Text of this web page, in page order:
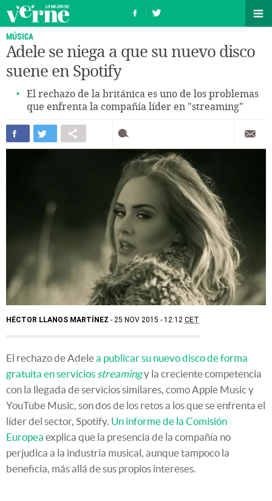
MÚSICA
Adele se niega a que su nuevo disco
suene en Spotify
El rechazo de la británica es uno de los problemas
que enfrenta la compañía líder en "streaming"
HÉCTOR LLANOS MARTÍNEZ 25 NOV 2015 - 12:12 CET
El rechazo de Adelea publicar su nuevo disco de forma
gratuita en servicios streamingy la creciente competencia
con la llegada de servicios similares, como Apple Music y
YouTube Music, son dos de los retos a los que se enfrenta el
líder del sector, Spotify. Un informe de la Comisión
Europea explica que la presencia de la compañía no
perjudica a la industria musical, aunque tampoco la
beneficia, más allá de sus propios intereses.